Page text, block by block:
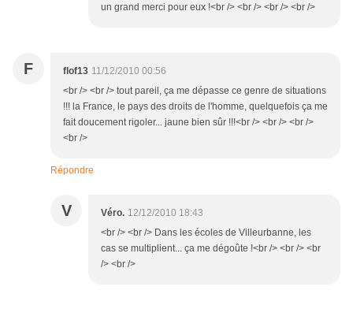
un grand merci pour eux !<br /> <br /> <br /> <br />
F flof13 11/12/2010 00:56
<br /> <br /> tout pareil, ça me dépasse ce genre de situations
!!! la France, le pays des droits de l'homme, quelquefois ça me
fait doucement rigoler... jaune bien sûr !!!<br /> <br /> <br />
<br />
Répondre
V Véro. 12/12/2010 18:43
<br /> <br /> Dans les écoles de Villeurbanne, les
cas se multiplient... ça me dégoûte !<br /> <br /> <br
/> <br />